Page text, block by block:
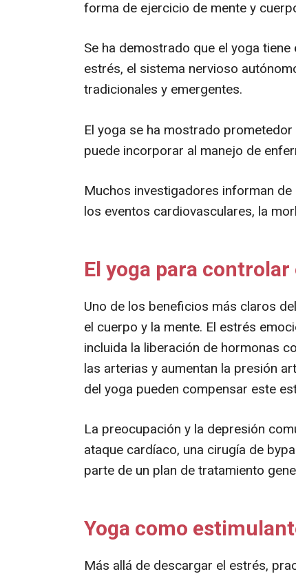
forma de ejercicio de mente y
Se ha demostrado que el yoga
estrés, el sistema nervioso
tradicionales y emergentes.
El yoga se ha mostrado
puede incorporar al manejo de
Muchos investigadores informan
los eventos cardiovasculares, la
El yoga para controlar
Uno de los beneficios más claros
el cuerpo y la mente. El estrés
incluida la liberación de hormonas
las arterias y aumentan la presión
del yoga pueden compensar este
La preocupación y la depresión
ataque cardíaco, una cirugía de
parte de un plan de tratamiento
Yoga como
Más allá de descargar el estrés,